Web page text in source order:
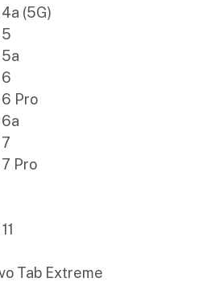
(5G)
Pro
Pro
Tab Extreme